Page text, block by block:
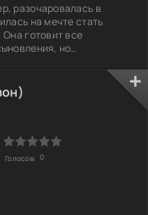
разочаровалась в
на мечте стать
готовит все
но
Марина не замужем.
мужчине, с которым
она решает
за деньги, чтобы
Голосов: 0